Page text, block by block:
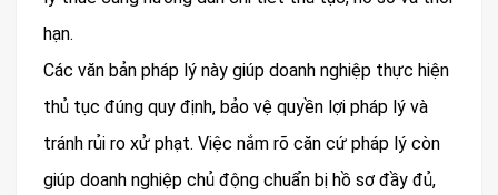
hạn.
Các văn bản pháp lý này giúp doanh nghiệp thực hiện
thủ tục đúng quy định, bảo vệ quyền lợi pháp lý và
tránh rủi ro xử phạt. Việc nắm rõ căn cứ pháp lý còn
giúp doanh nghiệp chủ động chuẩn bị hồ sơ đầy đủ,